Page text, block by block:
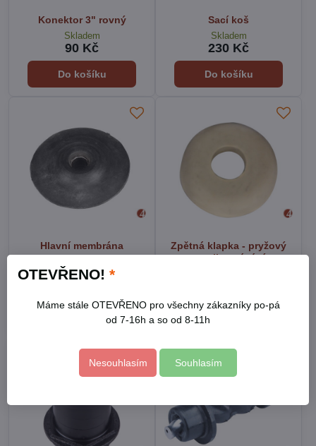
Konektor 3" rovný
Skladem
90 Kč
Do košíku
Sací koš
Skladem
230 Kč
Do košíku
Hlavní membrána
Skladem
Do košíku
Zpětná klapka - pryžový
ventil nasávání
Do košíku
OTEVŘENO! *
Máme stále OTEVŘENO pro všechny zákazníky po-pá
od 7-16h a so od 8-11h
Nesouhlasím Souhlasím